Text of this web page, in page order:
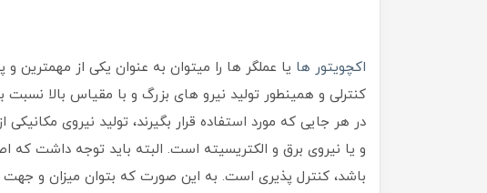
اکچویتور ها یا عملگر ها را میتوان به عنوان یکی از مهمترین و
کنترلی و همینطور تولید نیرو های بزرگ و با مقیاس بالا
در هر جایی که مورد استفاده قرار بگیرند، تولید نیروی مکانیکی
و یا نیروی برق و الکتریسیته است. البته باید توجه داشت که
باشد، کنترل پذیری است. به این صورت که بتوان میزان و جهت